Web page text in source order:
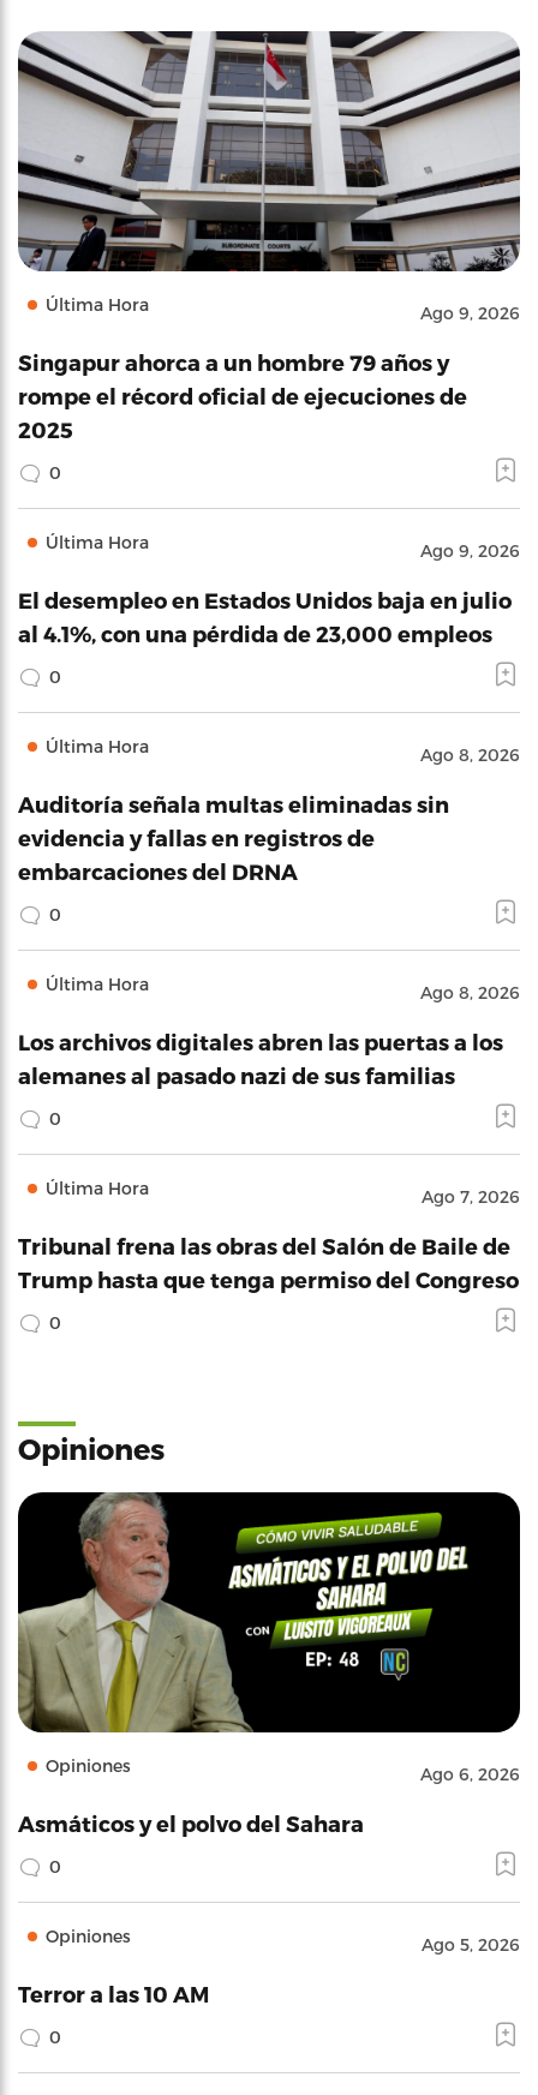
Última Hora Ago 9, 2026
Singapur ahorca a un hombre 79 años y
rompe el récord oficial de ejecuciones de
2025
0
Última Hora Ago 9, 2026
El desempleo en Estados Unidos baja en julio
al 4.1%, con una pérdida de 23,000 empleos
0
Última Hora Ago 8, 2026
Auditoría señala multas eliminadas sin
evidencia y fallas en registros de
embarcaciones del DRNA
0
Última Hora Ago 8, 2026
Los archivos digitales abren las puertas a los
alemanes al pasado nazi de sus familias
0
Última Hora Ago 7, 2026
Tribunal frena las obras del Salón de Baile de
Trump hasta que tenga permiso del Congreso
0
Opiniones
Opiniones Ago 6, 2026
Asmáticos y el polvo del Sahara
0
Opiniones Ago 5, 2026
Terror a las 10 AM
0